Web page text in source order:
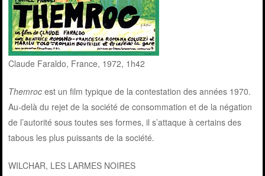
Claude Faraldo, France, 1972, 1h42
Themrocest un film typique de la contestation des années 1970.
Au-delà du rejet de la société de consommation et de la négation
de l’autorité sous toutes ses formes, il s’attaque à certains des
tabous les plus puissants de la société.
WILCHAR, LES LARMES NOIRES